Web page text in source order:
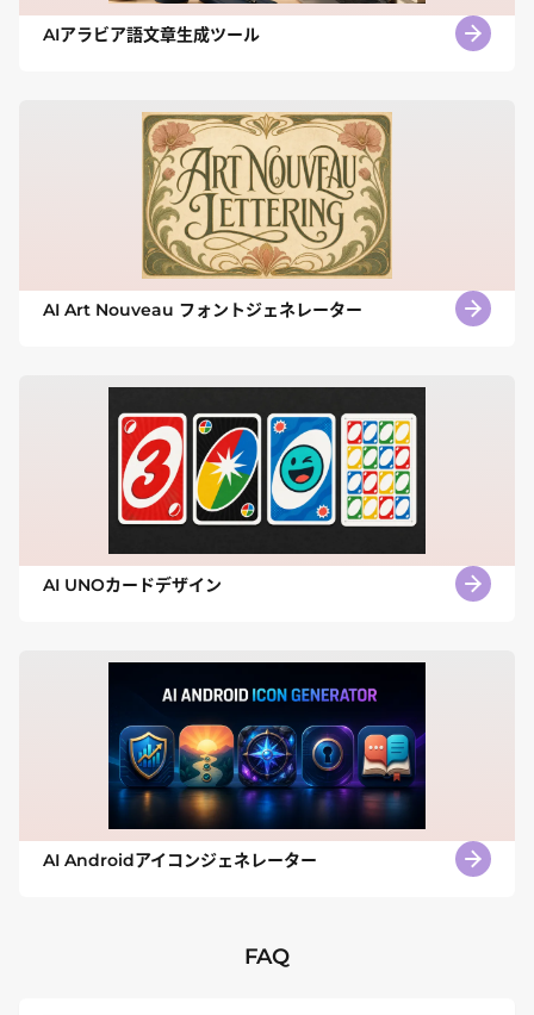
AIアラビア語文章生成ツール
AI Art Nouveau フォントジェネレーター
AI UNOカードデザイン
AI Androidアイコンジェネレーター
FAQ